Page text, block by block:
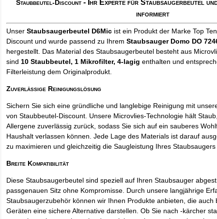
Staubbeutel-Discount - Ihr Experte für Staubsaugerbeutel
informiert
UnserStaubsaugerbeutel D6Mic ist ein Produkt der Marke Top
Discount und wurde passend zu IhremStaubsauger Domo DO
hergestellt. Das Material des Staubsaugerbeutel besteht aus
sind10 Staubbeutel, 1 Mikrofilter, 4-lagig enthalten und
Filterleistung dem Originalprodukt.
Zuverlässige Reinigungslösung
Sichern Sie sich eine gründliche und langlebige Reinigung mit
von Staubbeutel-Discount. Unsere Microvlies-Technologie hält
Allergene zuverlässig zurück, sodass Sie sich auf ein sauberes
Haushalt verlassen können. Jede Lage des Materials ist darauf
zu maximieren und gleichzeitig die Saugleistung Ihres
Breite Kompatibilität
Diese Staubsaugerbeutel sind speziell auf Ihren Staubsauger
passgenauen Sitz ohne Kompromisse. Durch unsere langjährige
Staubsaugerzubehör können wir Ihnen Produkte anbieten, die auch
Geräten eine sichere Alternative darstellen. Ob Sie nach -kärcher